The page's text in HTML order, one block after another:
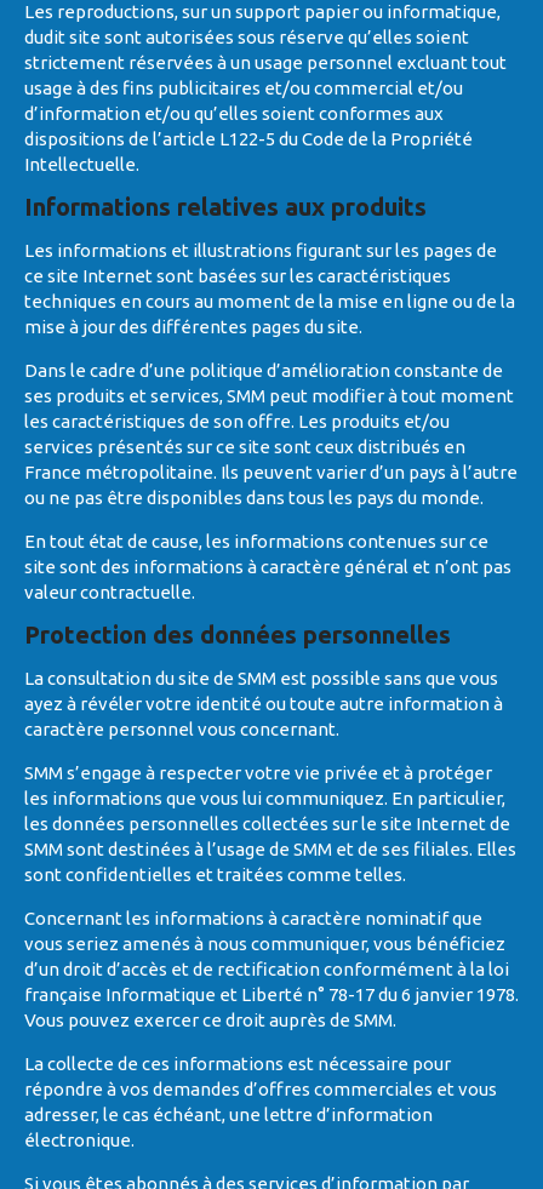
Les reproductions, sur un support papier ou informatique,
dudit site sont autorisées sous réserve qu’elles soient
strictement réservées à un usage personnel excluant tout
usage à des fins publicitaires et/ou commercial et/ou
d’information et/ou qu’elles soient conformes aux
dispositions de l’article L122-5 du Code de la Propriété
Intellectuelle.
Informations relatives aux produits
Les informations et illustrations figurant sur les pages de
ce site Internet sont basées sur les caractéristiques
techniques en cours au moment de la mise en ligne ou de la
mise à jour des différentes pages du site.
Dans le cadre d’une politique d’amélioration constante de
ses produits et services, SMM peut modifier à tout moment
les caractéristiques de son offre. Les produits et/ou
services présentés sur ce site sont ceux distribués en
France métropolitaine. Ils peuvent varier d’un pays à l’autre
ou ne pas être disponibles dans tous les pays du monde.
En tout état de cause, les informations contenues sur ce
site sont des informations à caractère général et n’ont pas
valeur contractuelle.
Protection des données personnelles
La consultation du site de SMM est possible sans que vous
ayez à révéler votre identité ou toute autre information à
caractère personnel vous concernant.
SMM s’engage à respecter votre vie privée et à protéger
les informations que vous lui communiquez. En particulier,
les données personnelles collectées sur le site Internet de
SMM sont destinées à l’usage de SMM et de ses filiales. Elles
sont confidentielles et traitées comme telles.
Concernant les informations à caractère nominatif que
vous seriez amenés à nous communiquer, vous bénéficiez
d’un droit d’accès et de rectification conformément à la loi
française Informatique et Liberté n° 78-17 du 6 janvier 1978.
Vous pouvez exercer ce droit auprès de SMM.
La collecte de ces informations est nécessaire pour
répondre à vos demandes d’offres commerciales et vous
adresser, le cas échéant, une lettre d’information
électronique.
Si vous êtes abonnés à des services d’information par